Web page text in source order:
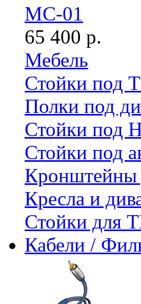
MC-01
65 400 р.
Мебель
Стойки под
Полки под
Стойки под
Стойки под
Кронштейны
Кресла и
Стойки для
Кабели /